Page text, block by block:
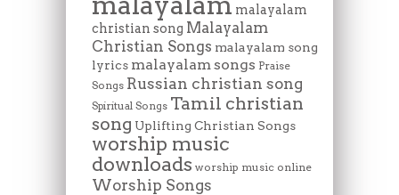
malayalam
christian song Malayalam
Christian Songs malayalam song
lyrics malayalam songs Praise
Songs Russian christian song
Spiritual Songs Tamil christian
song Uplifting Christian Songs
worship music
downloads worship music online
Worship Songs